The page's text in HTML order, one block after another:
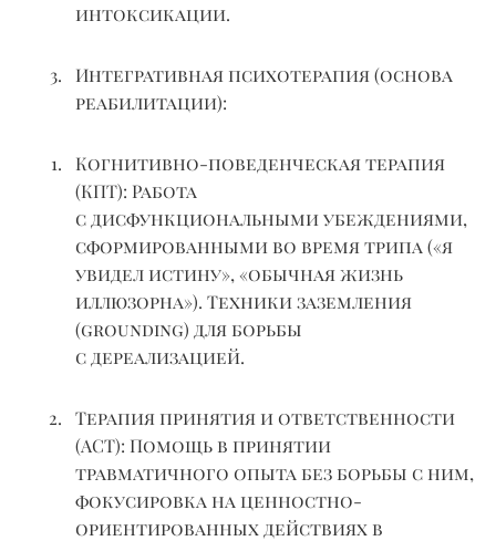
интоксикации.
Интегративная психотерапия (основа
реабилитации):
Когнитивно-поведенческая терапия
(КПТ): Работа
с дисфункциональнымиубеждениями,
сформированными во время трипа («я
увидел истину», «обычная жизнь
иллюзорна»). Техники заземления
(grounding) для борьбы
с дереализацией.
Терапия принятия и ответственности
(ACT): Помощь в принятии
травматичного опыта без борьбы с ним,
фокусировка на ценностно-
ориентированных действиях в